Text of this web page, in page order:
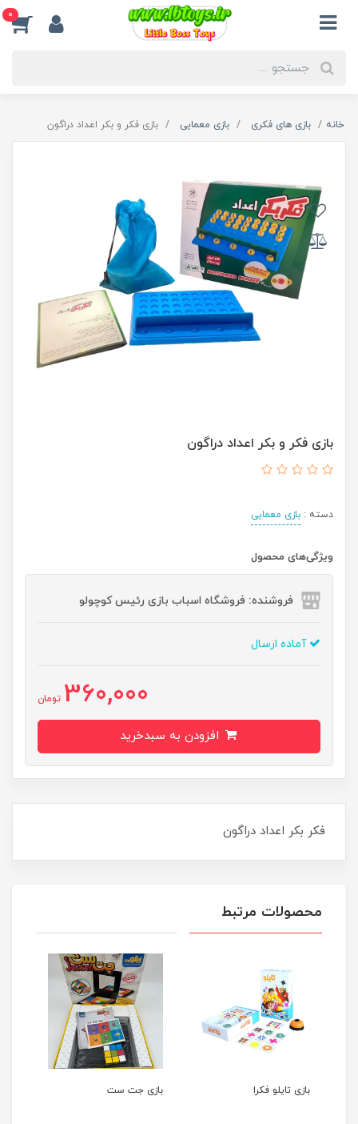
0
خانه بازی های فکری بازی معمایی بازی فکر و بکر اعداد دراگون
بازی فکر و بکر اعداد دراگون
دسته : بازی معمایی
ویژگی‌های محصول
فروشنده: فروشگاه اسباب بازی رئیس کوچولو
آماده ارسال
360,000 تومان
فکر بکر اعداد دراگون
محصولات مرتبط
بازی تایلو فکرا بازی جت ست